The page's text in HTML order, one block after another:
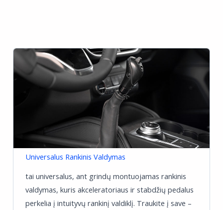
Universalus Rankinis Valdymas
tai universalus, ant grindų montuojamas rankinis
valdymas, kuris akceleratoriaus ir stabdžių pedalus
perkelia į intuityvų rankinį valdiklį. Traukite į save –